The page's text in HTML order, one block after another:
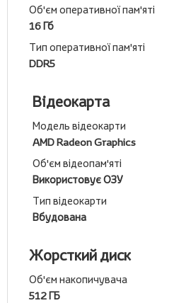
Об'єм оперативної пам'яті
16 Гб
Тип оперативної пам'яті
DDR5
Відеокарта
Модель відеокарти
AMD Radeon Graphics
Об'єм відеопам'яті
Використовує ОЗУ
Тип відеокарти
Вбудована
Жорсткий диск
Об'єм накопичувача
512 ГБ